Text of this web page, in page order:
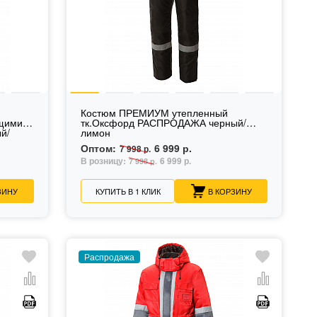
Костюм ПРЕМИУМ утепленный
тк.Оксфорд РАСПРОДАЖА черный/
лимон
Оптом: 7 998 р. 6 999 р.
В розницу:7 998 р. 6 999 р.
КУПИТЬ В 1 КЛИК В КОРЗИНУ
Распродажа